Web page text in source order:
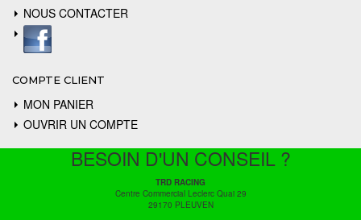
NOUS CONTACTER
COMPTE CLIENT
MON PANIER
OUVRIR UN COMPTE
BESOIN D'UN CONSEIL ?
TRD RACING
Centre Commercial Leclerc Quai 29
29170 PLEUVEN